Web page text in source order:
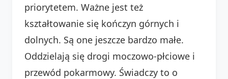
priorytetem. Ważne jest też
kształtowanie się kończyn górnych i
dolnych. Są one jeszcze bardzo małe.
Oddzielają się drogi moczowo-płciowe i
przewód pokarmowy. Świadczy to o